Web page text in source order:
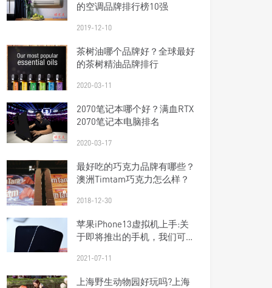
的空调品牌排行榜10强
2019-12-10
茶树油哪个品牌好？全球最好
的茶树精油品牌排行
2020-03-11
2070笔记本哪个好？满血RTX
2070笔记本电脑排名
2020-03-17
最好吃的巧克力品牌有哪些？
澳洲Timtam巧克力怎么样？
2018-12-30
苹果iPhone13虚拟机上手:关
于即将推出的手机，我们可以
2021-07-11
上海野生动物园好玩吗?上海